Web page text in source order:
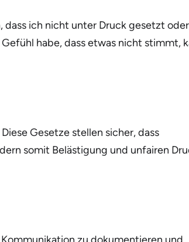
dass ich nicht unter Druck gesetzt
habe, dass etwas nicht stimmt,
Gesetze stellen sicher, dass
somit Belästigung und unfairen